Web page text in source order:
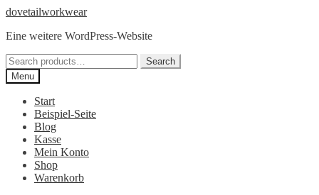
Skip
navigation
Skip
content
dovetailworkwear
Eine weitere WordPress-Website
Search
for:
Search
Menu
Start
Beispiel-Seite
Blog
Kasse
Mein Konto
Shop
Warenkorb